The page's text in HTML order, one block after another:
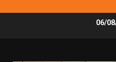
06/